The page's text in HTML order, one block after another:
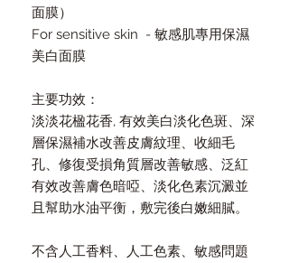
面膜）
For sensitive skin - 敏感肌專用保濕
美白面膜
主要功效：
淡淡花楹花香, 有效美白淡化色斑、深
層保濕補水改善皮膚紋理、收細毛
孔、修復受損角質層改善敏感、泛紅
有效改善膚色暗啞、淡化色素沉澱並
且幫助水油平衡，敷完後白嫩細膩。
不含人工香料、人工色素、敏感問題